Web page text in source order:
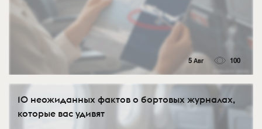
5 Авг 100
10 неожиданных фактов о бортовых журналах,
которые вас удивят